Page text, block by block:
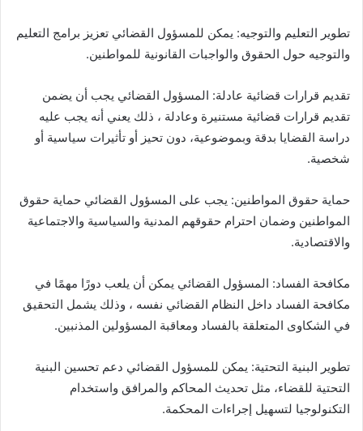
تطوير التعليم والتوجيه: يمكن للمسؤول القضائي تعزيز برامج التعليم
والتوجيه حول الحقوق والواجبات القانونية للمواطنين.
تقديم قرارات قضائية عادلة: المسؤول القضائي يجب أن يضمن
تقديم قرارات قضائية مستنيرة وعادلة ، ذلك يعني أنه يجب عليه
دراسة القضايا بدقة وبموضوعية، دون تحيز أو تأثيرات سياسية أو
شخصية.
حماية حقوق المواطنين: يجب على المسؤول القضائي حماية حقوق
المواطنين وضمان احترام حقوقهم المدنية والسياسية والاجتماعية
والاقتصادية.
مكافحة الفساد: المسؤول القضائي يمكن أن يلعب دورًا مهمًا في
مكافحة الفساد داخل النظام القضائي نفسه ، وذلك يشمل التحقيق
في الشكاوى المتعلقة بالفساد ومعاقبة المسؤولين المذنبين.
تطوير البنية التحتية: يمكن للمسؤول القضائي دعم تحسين البنية
التحتية للقضاء، مثل تحديث المحاكم والمرافق واستخدام
التكنولوجيا لتسهيل إجراءات المحكمة.